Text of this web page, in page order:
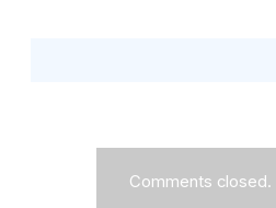
Comments closed.